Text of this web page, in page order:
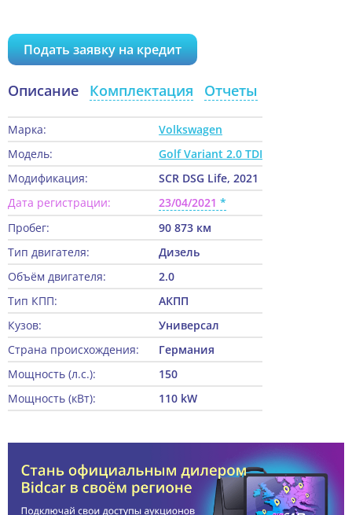
Подать заявку на кредит
Описание Комплектация Отчеты
Марка:
Volkswagen
Модель:
Golf Variant 2.0 TDI
Модификация:
SCR DSG Life, 2021
Дата регистрации:
23/04/2021
Пробег:
90 873 км
Тип двигателя:
Дизель
Объём двигателя:
2.0
Тип КПП:
АКПП
Кузов:
Универсал
Страна происхождения:
Германия
Мощность (л.с.):
150
Мощность (кВт):
110 kW